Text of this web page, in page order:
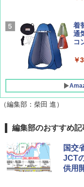
[キ
広
イ
着
通
コ
￥
（編集部：柴田 進）
編集部のおすすめ記
国交
JCT
供用